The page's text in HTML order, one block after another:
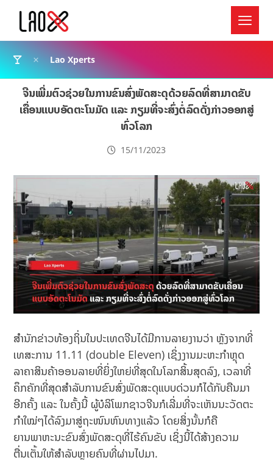
Lao Xperts
ຈີນເພີ່ມຕົວຊ່ວຍໃນການຂົນສົ່ງພັດສະດຸດ້ວຍລົດທີ່ສາມາດຂັບ
ເຄື່ອນແບບອັດຕະໂນມັດ ແລະ ກຽມທີ່ຈະສົ່ງຕໍ່ລົດດັ່ງກ່າວອອກສູ່
ທົ່ວໂລກ
15/11/2023
ສຳນັກຂ່າວທ້ອງຖິ່ນໃນປະເທດຈີນໄດ້ມີການລາຍງານວ່າ ຫຼັງຈາກທີ່
ເທສະການ 11.11 (double Eleven) ເຊິ່ງງານມະຫະກໍາຫຼຸດ
ລາຄາສິນຄ້າອອນລາຍທີ່ຍິ່ງໃຫຍ່ທີ່ສຸດໃນໂລກສິ້ນສຸດລົງ, ເວລາທີ່
ຄຶກຄັກທີ່ສຸດສຳລັບການຂົນສົ່ງພັດສະດຸແບບດ່ວນກໍໄດ້ກັບຄືນມາ
ອີກຄັ້ງ ແລະ ໃນຄັ້ງນີ້ ຜູ້ບໍລິໂພກຊາວຈີນກໍເລີ່ມທີ່ຈະເຫັນນະວັດຕະ
ກຳໃໝ່ໆໄດ້ລົງມາສູ່ຖະໜົນຫົນທາງແລ້ວ ໂດຍສິ່ງນັ້ນກໍຄື
ຍານພາຫະນະຂົນສົ່ງພັດສະດຸທີ່ໄຮ້ຄົນຂັບ ເຊິ່ງນີ້ໄດ້ສ້າງຄວາມ
ຕື່ນເຕັ້ນໃຫ້ສຳລັບຫຼາຍຄົນທີ່ຜ່ານໄປມາ.